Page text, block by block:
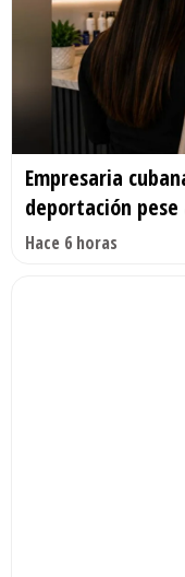
Empresaria
deportación
Hace 6 horas